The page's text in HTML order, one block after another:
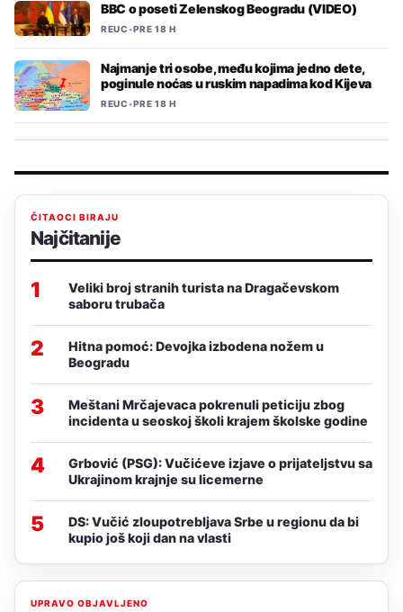
BBC o poseti Zelenskog Beogradu (VIDEO)
REUC•PRE 18 H
Najmanje tri osobe, među kojima jedno dete,
poginule noćas u ruskim napadima kod Kijeva
REUC•PRE 18 H
ČITAOCI BIRAJU
Najčitanije
1
Veliki broj stranih turista na Dragačevskom
saboru trubača
2
Hitna pomoć: Devojka izbodena nožem u
Beogradu
3
Meštani Mrčajevaca pokrenuli peticiju zbog
incidenta u seoskoj školi krajem školske godine
4
Grbović (PSG): Vučićeve izjave o prijateljstvu sa
Ukrajinom krajnje su licemerne
5
DS: Vučić zloupotrebljava Srbe u regionu da bi
kupio još koji dan na vlasti
UPRAVO OBJAVLJENO